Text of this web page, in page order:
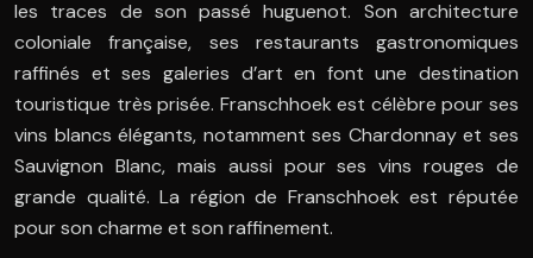
les traces de son passé huguenot. Son architecture
coloniale française, ses restaurants gastronomiques
raffinés et ses galeries d’art en font une destination
touristique très prisée. Franschhoek est célèbre pour ses
vins blancs élégants, notamment ses Chardonnay et ses
Sauvignon Blanc, mais aussi pour ses vins rouges de
grande qualité. La région de Franschhoek est réputée
pour son charme et son raffinement.